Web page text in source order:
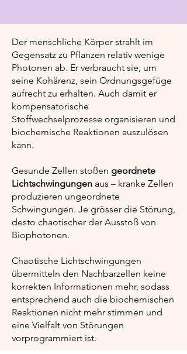
Der menschliche Körper strahlt im
Gegensatz zu Pflanzen relativ wenige
Photonen ab. Er verbraucht sie, um
seine Kohärenz, sein Ordnungsgefüge
aufrecht zu erhalten. Auch damit er
kompensatorische
Stoffwechselprozesse organisieren und
biochemische Reaktionen auszulösen
kann.
Gesunde Zellen stoßen geordnete
Lichtschwingungen aus – kranke Zellen
produzieren ungeordnete
Schwingungen. Je grösser die Störung,
desto chaotischer der Ausstoß von
Biophotonen.
Chaotische Lichtschwingungen
übermitteln den Nachbarzellen keine
korrekten Informationen mehr, sodass
entsprechend auch die biochemischen
Reaktionen nicht mehr stimmen und
eine Vielfalt von Störungen
vorprogrammiert ist.